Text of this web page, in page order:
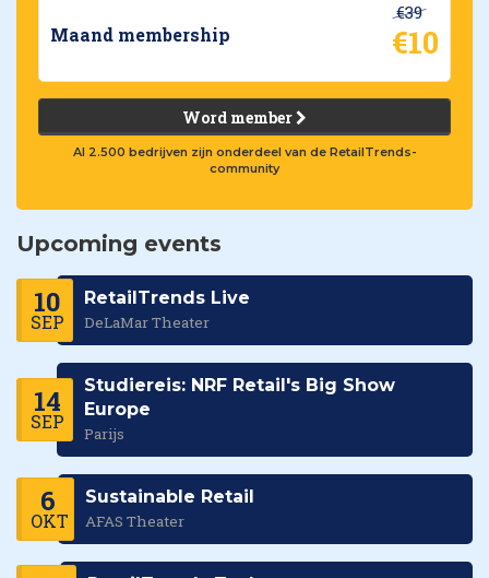
Maand membership
€39
€10
Word member
Al 2.500 bedrijven zijn onderdeel van de RetailTrends-
community
Upcoming events
10
SEP
RetailTrends Live
DeLaMar Theater
14
SEP
Studiereis: NRF Retail's Big Show
Europe
Parijs
6
OKT
Sustainable Retail
AFAS Theater